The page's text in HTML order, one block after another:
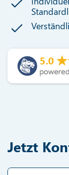
5.0
Jetzt